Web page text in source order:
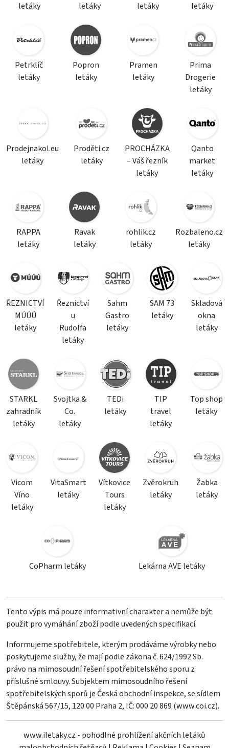
letáky
letáky
letáky
letáky
Petrklíč
letáky
Popron
letáky
Pramen
letáky
Prima
Drogerie
letáky
Prodejnakol.eu
letáky
Proděti.cz
letáky
PROCHÁZKA
– Váš řezník
letáky
Qanto
market
letáky
RAPPA
letáky
Ravak
letáky
rohlik.cz
letáky
Rozbaleno.cz
letáky
ŘEZNICTVÍ
MÚÚÚ
letáky
Řeznictví
u
Rudolfa
letáky
Sahm
Gastro
letáky
SAM 73
letáky
Skladová
okna
letáky
STARKL
zahradník
letáky
Svojtka &
Co.
letáky
TEDi
letáky
TIP
travel
letáky
Top shop
letáky
Vicom
Víno
letáky
VitaSmart
letáky
Vítkovice
Tours
letáky
Zvěrokruh
letáky
Žabka
letáky
CoPharm letáky Lekárna AVE letáky
Tento výpis má pouze informativní charakter a nemůže být
použit pro vymáhání zboží podle uvedených specifikací.
Informujeme spotřebitele, kterým prodáváme výrobky nebo
poskytujeme služby, že mají podle zákona č. 624/1992 Sb.
právo na mimosoudní řešení spotřebitelského sporu z
příslušné smlouvy. Subjektem mimosoudního řešení
spotřebitelských sporů je Česká obchodní inspekce, se sídlem
Štěpánská 567/15, 120 00 Praha 2, IČ: 000 20 869 (www.coi.cz).
www.iletaky.cz - pohodlné prohlížení akčních letáků